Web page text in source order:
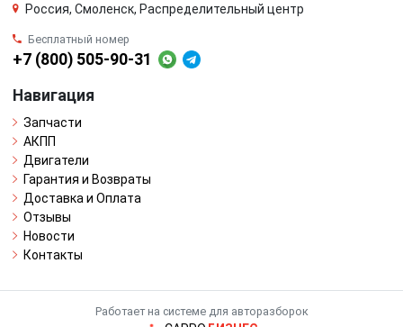
Россия, Смоленск, Распределительный центр
Бесплатный номер
+7 (800) 505-90-31
Навигация
Запчасти
АКПП
Двигатели
Гарантия и Возвраты
Доставка и Оплата
Отзывы
Новости
Контакты
Работает на системе для авторазборок